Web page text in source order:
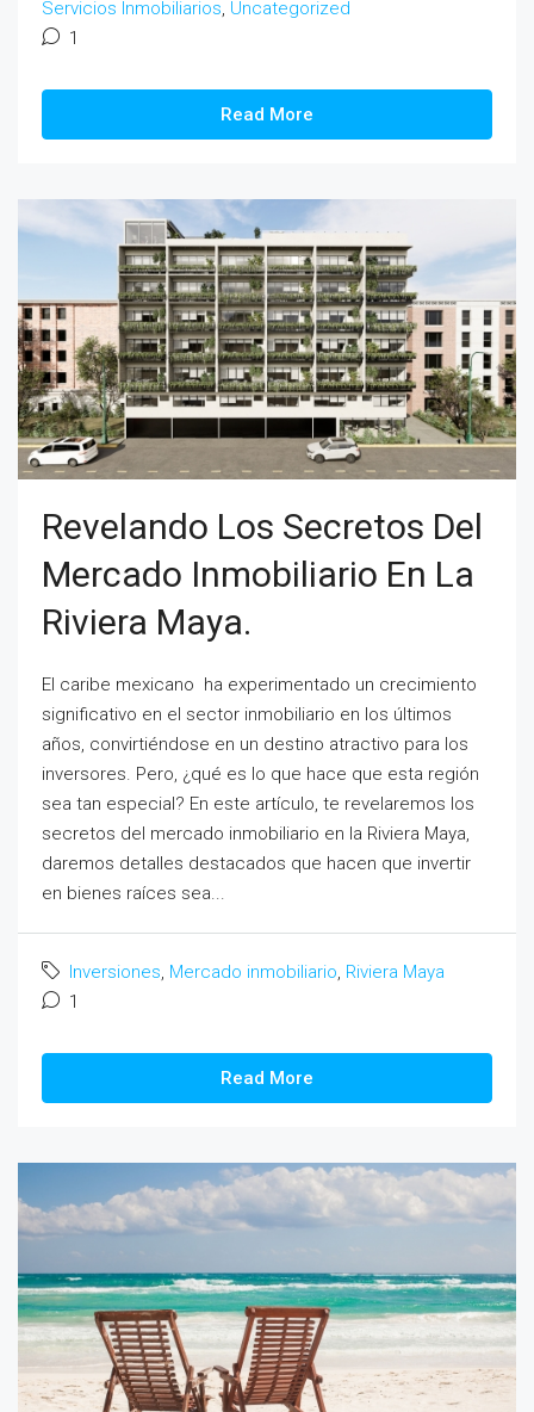
Servicios Inmobiliarios, Uncategorized
1
Read More
Revelando Los Secretos Del
Mercado Inmobiliario En La
Riviera Maya.
El caribe mexicano ha experimentado un crecimiento
significativo en el sector inmobiliario en los últimos
años, convirtiéndose en un destino atractivo para los
inversores. Pero, ¿qué es lo que hace que esta región
sea tan especial? En este artículo, te revelaremos los
secretos del mercado inmobiliario en la Riviera Maya,
daremos detalles destacados que hacen que invertir
en bienes raíces sea...
Inversiones, Mercado inmobiliario, Riviera Maya
1
Read More